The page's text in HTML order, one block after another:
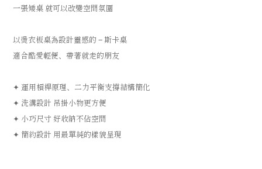
一張矮桌 就可以改變空間氛圍
以燙衣板桌為設計靈感的 ‒ 斯卡桌
適合酷愛輕便、帶著就走的朋友
✦ 運用槓桿原理、二力平衡支撐結構簡化
✦ 洗溝設計 吊掛小物更方便
✦ 小巧尺寸 好收納不佔空間
✦ 簡約設計 用最單純的樣貌呈現